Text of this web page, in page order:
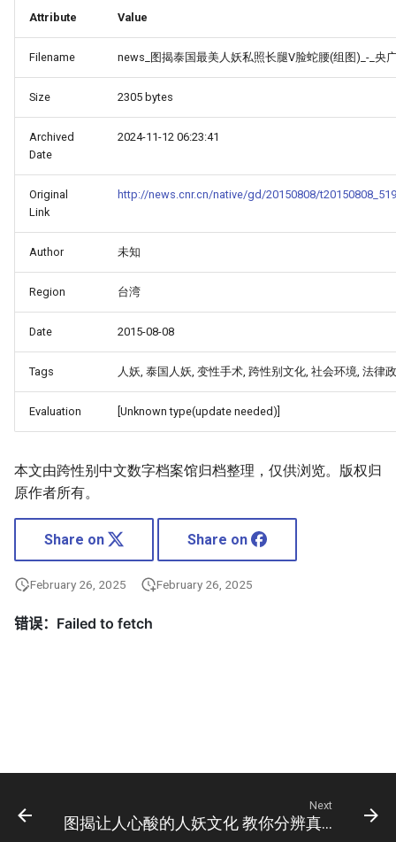
Attribute Value
Filename news_图揭泰国最美人妖私照长腿V脸蛇腰(组图)_-_央
Size 2305 bytes
Archived
Date
2024-11-12 06:23:41
Original
Link
http://news.cnr.cn/native/gd/20150808/
Author 未知
Region 台湾
Date 2015-08-08
Tags 人妖, 泰国人妖, 变性手术, 跨性别文化, 社会环境, 法律
Evaluation [Unknown type(update needed)]
本文由跨性别中文数字档案馆归档整理，仅供浏览。版权归
原作者所有。
Share on Share on
February 26, 2025 February 26, 2025
Next
图揭让人心酸的人妖文化 教你分辨真女人与变性人